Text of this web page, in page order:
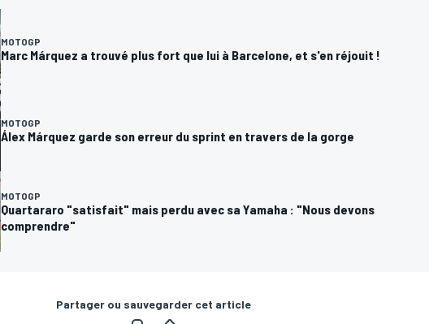
MOTOGP
Marc Márquez a trouvé plus fort que lui à Barcelone, et s'en réjouit !
MOTOGP
Álex Márquez garde son erreur du sprint en travers de la gorge
MOTOGP
Quartararo "satisfait" mais perdu avec sa Yamaha : "Nous devons
comprendre"
Partager ou sauvegarder cet article